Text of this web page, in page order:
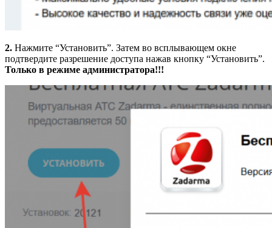
2. Нажмите “Установить”. Затем во всплывающем окне
подтвердите разрешение доступа нажав кнопку “Установить”.
Только в режиме администратора!!!